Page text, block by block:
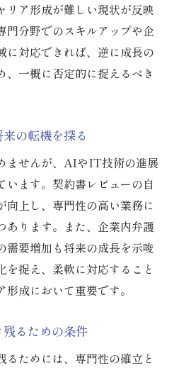
リア形成が難しい現状が反映
門分野でのスキルアップや企
に対応できれば、逆に成長の
、一概に否定的に捉えるべき
の転機を探る
ませんが、AIやIT技術の進展
います。契約書レビューの自
向上し、専門性の高い業務に
あります。また、企業内弁護
需要増加も将来の成長を示唆
を捉え、柔軟に対応すること
成において重要です。
るための条件
るためには、専門性の確立と